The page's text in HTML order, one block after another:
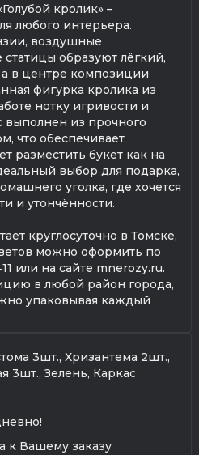
кролик» –
любого интерьера.
воздушные
образуют лёгкий,
а в центре композиции
фигурка кролика из
нотку игривости и
выполнен из прочного
что обеспечивает
разместить букет как на
выбор для подарка,
уголка, где хочется
и утончённости.
круглосуточно в Томске,
можно оформить по
или на сайте mnerozy.ru.
в любой район города,
упаковывая каждый
3шт., Хризантема 2шт.,
3шт., Зелень, Каркас
к Вашему заказу